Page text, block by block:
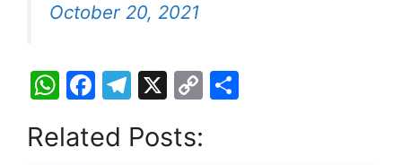
October 20, 2021
W
at
F
c
T
e
X
C
Related Posts: